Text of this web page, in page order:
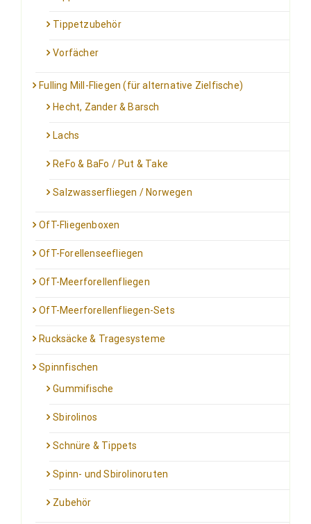
Tippetzubehör
Vorfächer
Fulling Mill-Fliegen (für alternative Zielfische)
Hecht, Zander & Barsch
Lachs
ReFo & BaFo / Put & Take
Salzwasserfliegen / Norwegen
OfT-Fliegenboxen
OfT-Forellenseefliegen
OfT-Meerforellenfliegen
OfT-Meerforellenfliegen-Sets
Rucksäcke & Tragesysteme
Spinnfischen
Gummifische
Sbirolinos
Schnüre & Tippets
Spinn- und Sbirolinoruten
Zubehör